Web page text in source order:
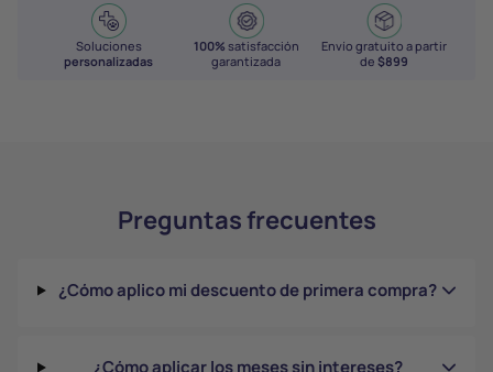
Soluciones
personalizadas
100% satisfacción
garantizada
Envío gratuito a partir
de$899
Preguntas frecuentes
¿Cómo aplico mi descuento de primera compra?
¿Cómo aplicar los meses sin intereses?